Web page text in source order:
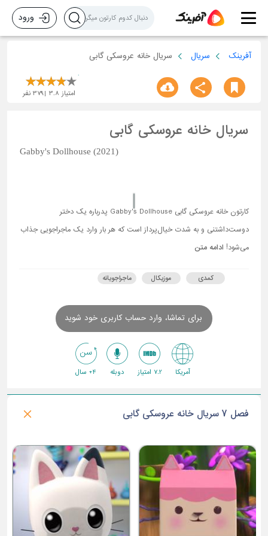
ورود
آفرینک سریال سریال خانه عروسکی گابی
امتیاز 3.8
379 نفر
سریال خانه عروسکی گابی
Gabby's Dollhouse (2021)
کارتون خانه عروسکی گابی Gabby's Dollhouse پدرباره یک دختر
دوست‌داشتنی و به شدت خیال‌پرداز است که هر بار وارد یک ماجراجویی جذاب
می‌شود! ادامه متن
کمدی موزیکال ماجراجویانه
برای تماشا، وارد حساب کاربری خود شوید
آمریکا 7.2 امتیاز دوبله 4+ سال
فصل 7 سریال خانه عروسکی گابی